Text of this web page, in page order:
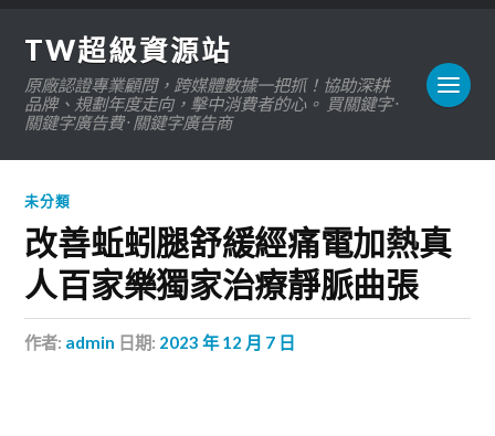
TW超級資源站
原廠認證專業顧問，跨媒體數據一把抓！協助深耕
品牌、規劃年度走向，擊中消費者的心。 買關鍵字 ·
關鍵字廣告費 · 關鍵字廣告商
未分類
改善蚯蚓腿舒緩經痛電加熱真
人百家樂獨家治療靜脈曲張
作者: admin 日期: 2023 年 12 月 7 日